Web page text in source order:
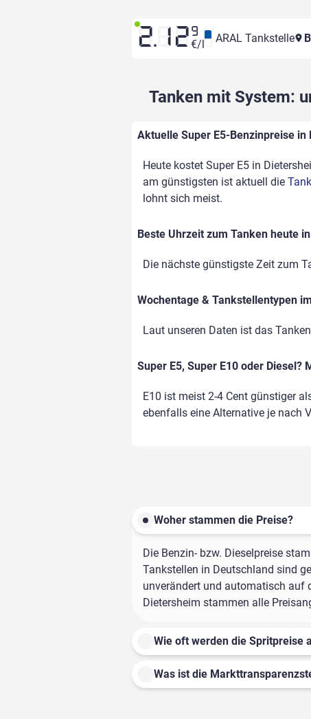
2.12 9
€/l ARAL Tankstelle
Tanken mit System:
Aktuelle Super E5-Benzinpreise
Heute kostet Super E5 in
am günstigsten ist aktuell die
lohnt sich meist.
Beste Uhrzeit zum Tanken heute
Die nächste günstigste Zeit zum
Wochentage & Tankstellentypen
Laut unseren Daten ist das
Super E5, Super E10 oder
E10 ist meist 2-4 Cent günstiger
ebenfalls eine Alternative je nach
Woher stammen die Preise?
Die Benzin- bzw. Dieselpreise
Tankstellen in Deutschland sind
unverändert und automatisch auf
Dietersheim stammen alle
Wie oft werden die Spritpreise
Was ist die